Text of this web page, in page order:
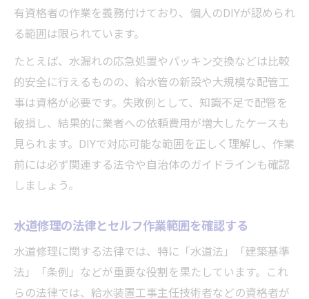
有資格者の作業を義務付けており、個人のDIYが認められ
る範囲は限られています。
たとえば、水漏れの応急処置やパッキン交換などは比較
的安全に行えるものの、給水管の新設や大規模な配管工
事は資格が必要です。失敗例として、知識不足で配管を
破損し、結果的に業者への依頼費用が増大したケースも
見られます。DIYで対応可能な範囲を正しく理解し、作業
前には必ず関連する法令や自治体のガイドラインも確認
しましょう。
水道修理の法律とセルフ作業範囲を確認する
水道修理に関する法律では、特に「水道法」「建築基準
法」「条例」などが重要な役割を果たしています。これ
らの法律では、給水装置工事主任技術者などの資格者が